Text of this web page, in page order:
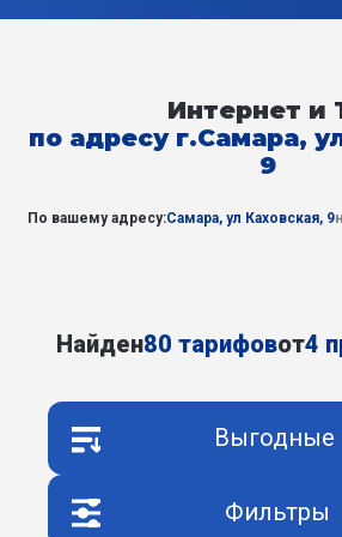
Интернет и
по адресу г.Самара,
9
По вашему адресу:Самара, ул Каховская, 9
Найден80 тарифовот4
Выгодные
Фильтры